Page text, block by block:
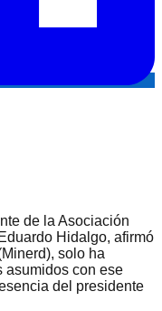
de la Asociación
Hidalgo, afirmó
solo ha
asumidos con ese
del presidente